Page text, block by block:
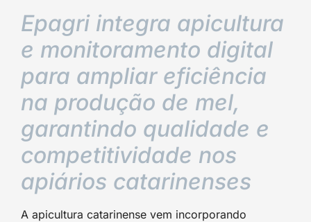
Epagri integra apicultura
e monitoramento digital
para ampliar eficiência
na produção de mel,
garantindo qualidade e
competitividade nos
apiários catarinenses
A apicultura catarinense vem incorporando